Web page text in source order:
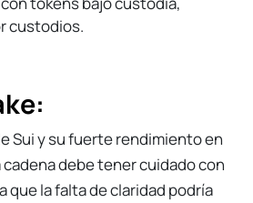
custodios.
Sui y su fuerte rendimiento en
debe tener cuidado con
que la falta de claridad podría